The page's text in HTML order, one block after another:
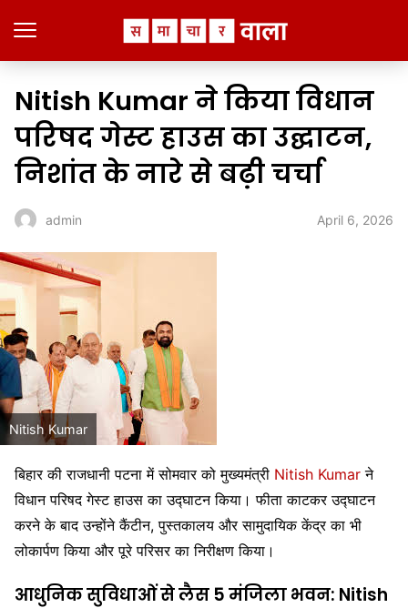
Nitish Kumar ने किया विधान
परिषद गेस्ट हाउस का उद्घाटन,
निशांत के नारे से बढ़ी चर्चा
admin April 6, 2026
Nitish Kumar
बिहार की राजधानी पटना में सोमवार को मुख्यमंत्री Nitish Kumar ने
विधान परिषद गेस्ट हाउस का उद्घाटन किया। फीता काटकर उद्घाटन
करने के बाद उन्होंने कैंटीन, पुस्तकालय और सामुदायिक केंद्र का भी
लोकार्पण किया और पूरे परिसर का निरीक्षण किया।
आधुनिक सुविधाओं से लैस 5 मंजिला भवन: Nitish